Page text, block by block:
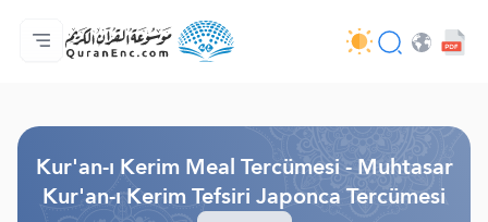
Anasayfa
Mealler Fihristi
Audio
Geliştirici Hizmetleri - API
Proje Hakkında
Biz bilen hab
Geçerli dil
Kur'an-ı Kerim Meal Tercümesi - Muhtasar
Kur'an-ı Kerim Tefsiri Japonca Tercümesi